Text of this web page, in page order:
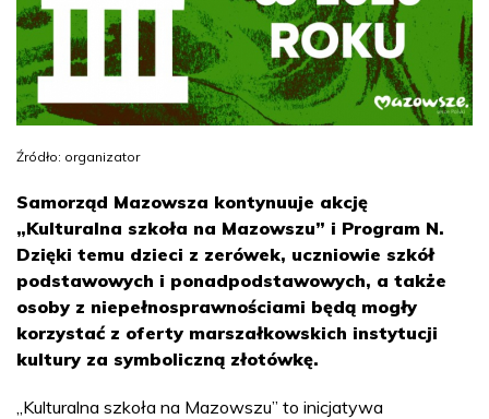
Źródło: organizator
Samorząd Mazowsza kontynuuje akcję
„Kulturalna szkoła na Mazowszu” i Program N.
Dzięki temu dzieci z zerówek, uczniowie szkół
podstawowych i ponadpodstawowych, a także
osoby z niepełnosprawnościami będą mogły
korzystać z oferty marszałkowskich instytucji
kultury za symboliczną złotówkę.
„Kulturalna szkoła na Mazowszu” to inicjatywa